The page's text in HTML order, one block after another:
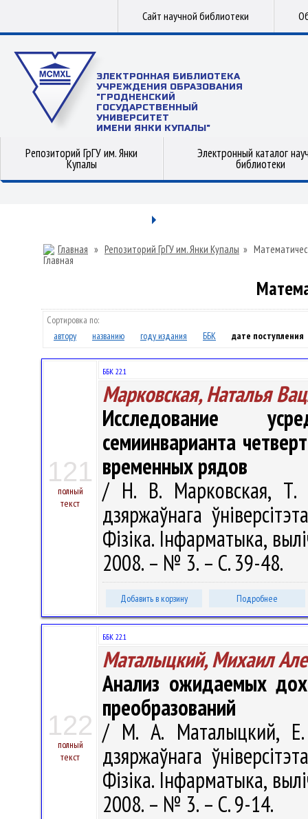
Сайт научной библиотеки
ЭЛЕКТРОННАЯ БИБЛИОТЕКА
УЧРЕЖДЕНИЯ ОБРАЗОВАНИЯ
"ГРОДНЕНСКИЙ
ГОСУДАРСТВЕННЫЙ
УНИВЕРСИТЕТ
ИМЕНИ ЯНКИ КУПАЛЫ"
Репозиторий ГрГУ им. Янки
Купалы
Электронный каталог
библиотеки
Главная » Репозиторий ГрГУ им. Янки Купалы »
Сортировка по:
автору
названию году издания ББК дате поступления
121
полный
текст
ББК 22.1
Марковская, Наталья
Исследование
семиинварианта
временных рядов
/ Н. В. Марковская, Т.
дзяржаўнага
Фізіка. Інфарматыка,
2008. – № 3. – С. 39-48.
Добавить в корзину Подробнее
122
полный
текст
ББК 22.1
Маталыцкий, Михаил
Анализ ожидаемых
преобразований
/ М. А. Маталыцкий, Е.
дзяржаўнага
Фізіка. Інфарматыка,
2008. – № 3. – С. 9-14.